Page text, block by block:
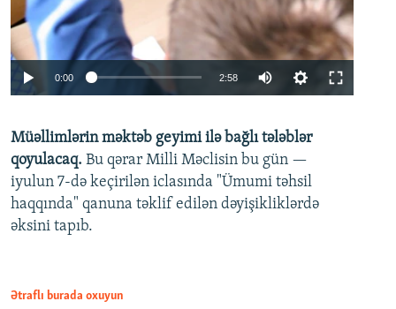
0:00 2:58
360p
480p
720p
Müəllimlərin məktəb geyimi ilə bağlı tələblər
qoyulacaq. Bu qərar Milli Məclisin bu gün —
iyulun 7-də keçirilən iclasında "Ümumi təhsil
haqqında" qanuna təklif edilən dəyişikliklərdə
əksini tapıb.
Ətraflı burada oxuyun